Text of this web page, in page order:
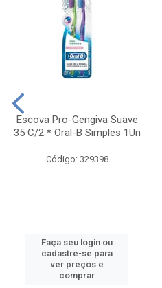
Escova Pro-Gengiva Suave
35 C/2 * Oral-B Simples 1Un
Código: 329398
Faça seu login ou
cadastre-se para
ver preços e
comprar